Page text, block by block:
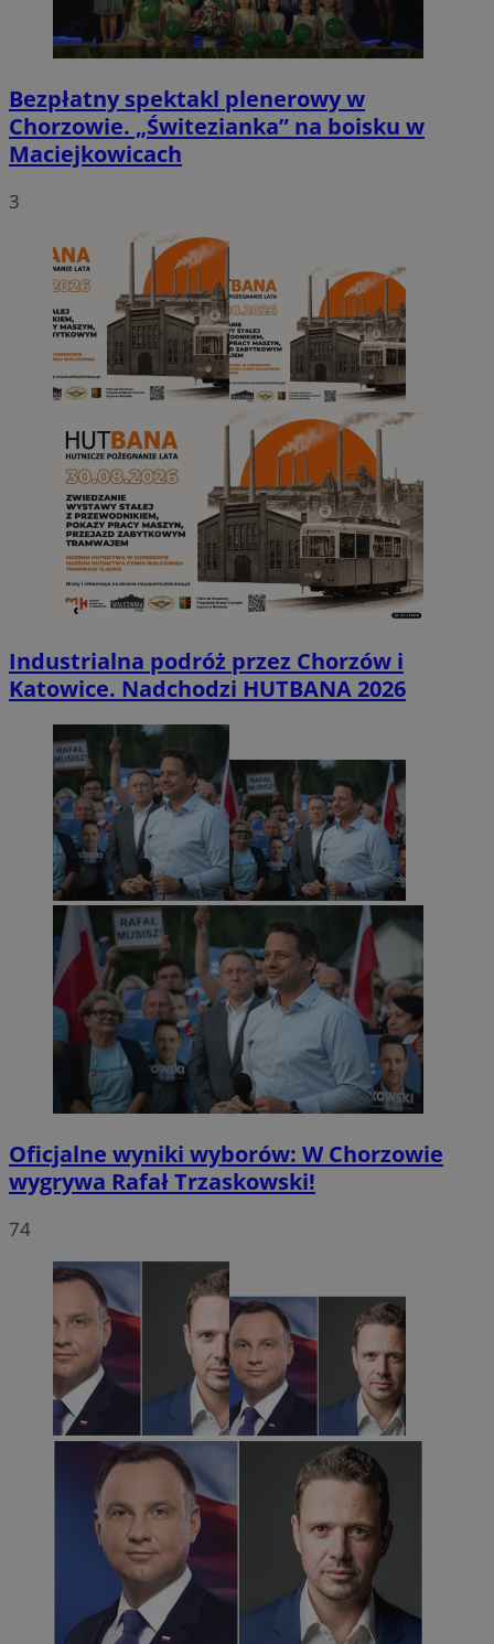
Bezpłatny spektakl plenerowy w
Chorzowie. „Świtezianka” na boisku w
Maciejkowicach
3
Industrialna podróż przez Chorzów i
Katowice. Nadchodzi HUTBANA 2026
Oficjalne wyniki wyborów: W Chorzowie
wygrywa Rafał Trzaskowski!
74